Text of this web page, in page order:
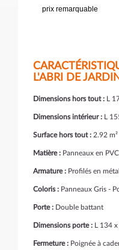
prix remarquable
L'ABRI DE
Dimensions hors tout : L
Dimensions intérieur : L
Surface hors tout : 2.92 m²
Matière : Panneaux en
Armature : Profilés en métal
Coloris : Panneaux Gris -
Porte : Double battant
Dimensions porte : L 134
Fermeture : Poignée à